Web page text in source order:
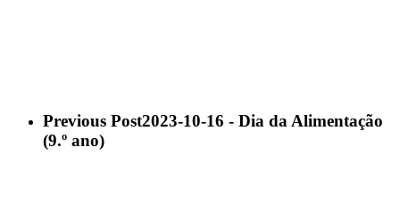
Previous Post2023-10-16 - Dia da Alimentação
(9.º ano)